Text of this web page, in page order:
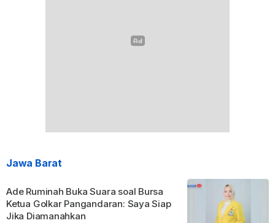
Jawa Barat
Ade Ruminah Buka Suara soal Bursa
Ketua Golkar Pangandaran: Saya Siap
Jika Diamanahkan